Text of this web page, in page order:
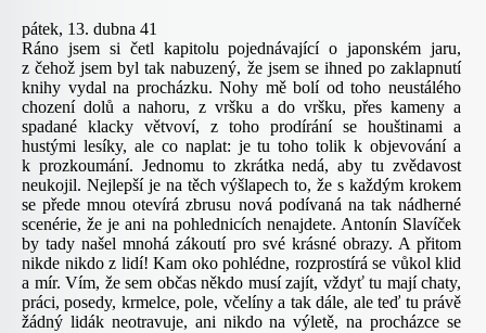
pátek, 13. dubna 41
Ráno jsem si četl kapitolu pojednávající o japonském jaru,
z čehož jsem byl tak nabuzený, že jsem se ihned po zaklapnutí
knihy vydal na procházku. Nohy mě bolí od toho neustálého
chození dolů a nahoru, z vršku a do vršku, přes kameny a
spadané klacky větvoví, z toho prodírání se houštinami a
hustými lesíky, ale co naplat: je tu toho tolik k objevování a
k prozkoumání. Jednomu to zkrátka nedá, aby tu zvědavost
neukojil. Nejlepší je na těch výšlapech to, že s každým krokem
se přede mnou otevírá zbrusu nová podívaná na tak nádherné
scenérie, že je ani na pohlednicích nenajdete. Antonín Slavíček
by tady našel mnohá zákoutí pro své krásné obrazy. A přitom
nikde nikdo z lidí! Kam oko pohlédne, rozprostírá se vůkol klid
a mír. Vím, že sem občas někdo musí zajít, vždyť tu mají chaty,
práci, posedy, krmelce, pole, včelíny a tak dále, ale teď tu právě
žádný lidák neotravuje, ani nikdo na výletě, na procházce se